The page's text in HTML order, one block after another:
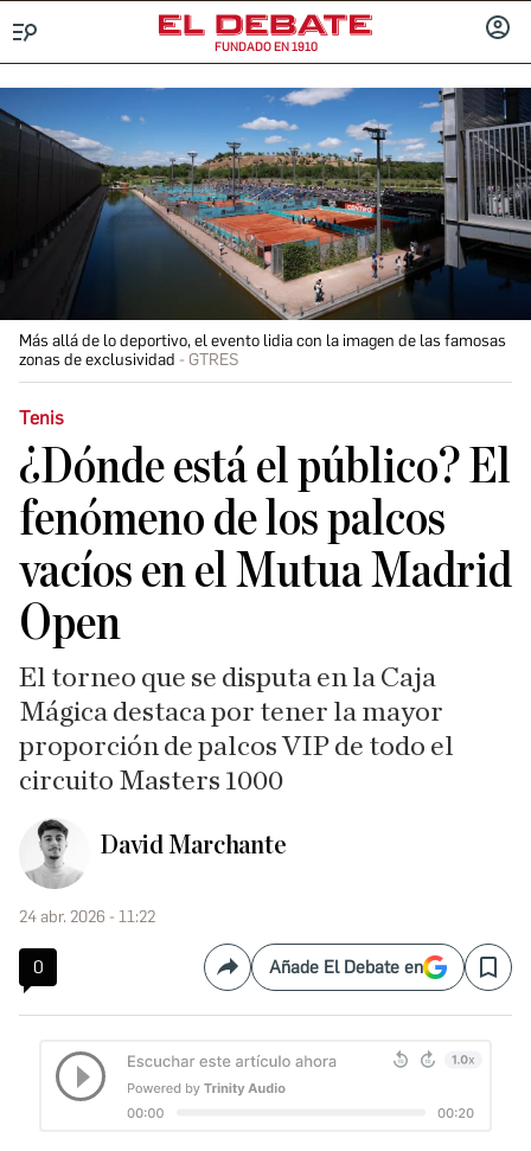
FUNDADO EN 1910
Más allá de lo deportivo, el evento lidia con la imagen de las famosas
zonas de exclusividad
GTRES
Tenis
¿Dónde está el público? El
fenómeno de los palcos
vacíos en el Mutua Madrid
Open
El torneo que se disputa en la Caja
Mágica destaca por tener la mayor
proporción de palcos VIP de todo el
circuito Masters 1000
David Marchante
24 abr. 2026 - 11:22
0 CompartirAñade El Debate en Save